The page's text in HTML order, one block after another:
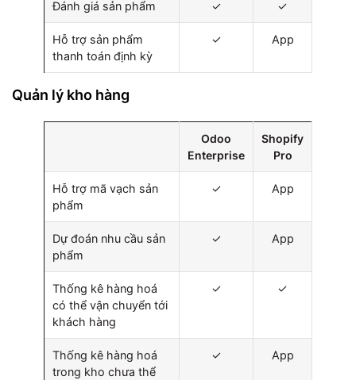
Đánh giá sản phẩm ✓ ✓
Hỗ trợ sản phẩm
thanh toán định kỳ
✓ App
Quản lý kho hàng
Odoo
Enterprise
Shopify
Pro
Hỗ trợ mã vạch sản
phẩm
✓ App
Dự đoán nhu cầu sản
phẩm
✓ App
Thống kê hàng hoá
có thể vận chuyển tới
khách hàng
✓ ✓
Thống kê hàng hoá
trong kho chưa thể
✓ App